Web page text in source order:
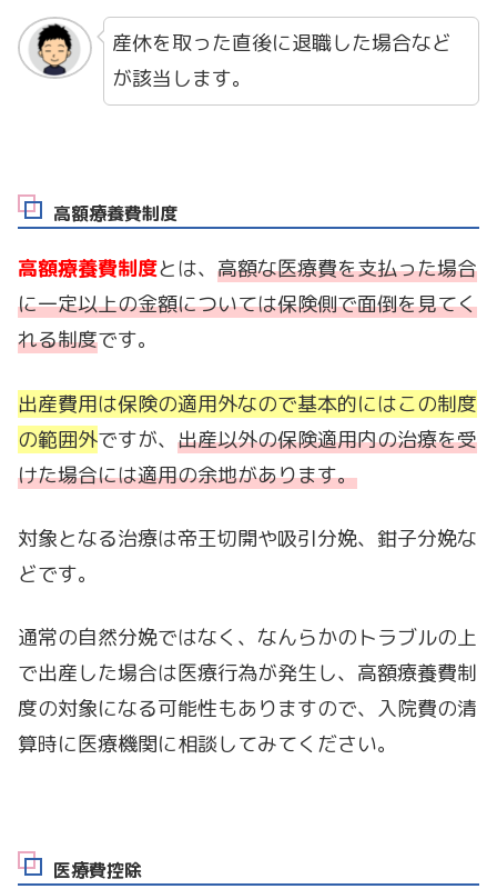
産休を取った直後に退職した場合など
が該当します。
高額療養費制度
高額療養費制度とは、 高額な医療費を支払った場合
に一定以上の金額については保険側で面倒を見てく
れる制度です。
出産費用は保険の適用外なので基本的にはこの制度
の範囲外ですが、 出産以外の保険適用内の治療を受
けた場合には適用の余地があります。
対象となる治療は帝王切開や吸引分娩、鉗子分娩な
どです。
通常の自然分娩ではなく、なんらかのトラブルの上
で出産した場合は医療行為が発生し、高額療養費制
度の対象になる可能性もありますので、入院費の清
算時に医療機関に相談してみてください。
医療費控除